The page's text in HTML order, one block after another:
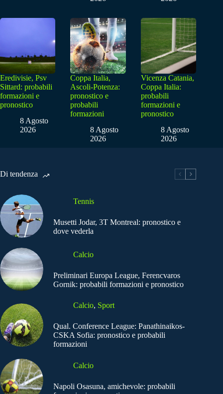
Eredivisie, Psv
Sittard: probabili
formazioni e
pronostico
8 Agosto
2026
Coppa Italia,
Ascoli-Potenza:
pronostico e
probabili
formazioni
8 Agosto
2026
Vicenza Catania,
Coppa Italia:
probabili
formazioni e
pronostico
8 Agosto
2026
Di tendenza
Tennis
Musetti Jodar, 3T Montreal: pronostico e
dove vederla
Calcio
Preliminari Europa League, Ferencvaros
Gornik: probabili formazioni e pronostico
Calcio, Sport
Qual. Conference League: Panathinaikos-
CSKA Sofia: pronostico e probabili
formazioni
Calcio
Napoli Osasuna, amichevole: probabili